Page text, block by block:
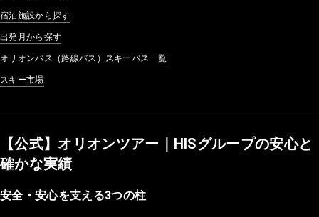
宿泊施設から探す
出発月から探す
オリオンバス（路線バス）スキーバス一覧
スキー市場
【公式】オリオンツアー｜HISグループの安心と
確かな実績
安全・安心を支える3つの柱